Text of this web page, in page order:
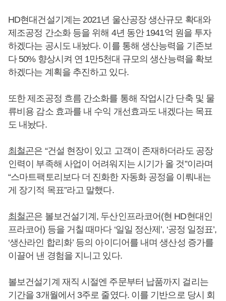
HD현대건설기계는 2021년 울산공장 생산규모 확대와
제조공정 간소화 등을 위해 4년 동안 1941억 원을 투자
하겠다는 공시도 내놨다. 이를 통해 생산능력을 기존보
다 50% 향상시켜 연 1만5천대 규모의 생산능력을 확보
하겠다는 계획을 추진하고 있다.
또한 제조공정 흐름 간소화를 통해 작업시간 단축 및 물
류비용 감소 효과를 내 수익 개선효과도 내겠다는 목표
도 내놨다.
최철곤은 “건설 현장이 있고 고객이 존재하더라도 공장
인력이 부족해 사업이 어려워지는 시기가 올 것”이라며
“스마트팩토리보다 더 진화한 자동화 공정을 이뤄내는
게 장기적 목표”라고 말했다.
최철곤은 볼보건설기계, 두산인프라코어(현 HD현대인
프라코어) 등을 거칠 때마다 ‘일일 정산제’, ‘공정 일정표’,
‘생산라인 합리화’ 등의 아이디어를 내며 생산성 증가를
이끌어 낸 경험을 지니고 있다.
볼보건설기계 재직 시절엔 주문부터 납품까지 걸리는
기간을 3개월에서 3주로 줄였다. 이를 기반으로 당시 회